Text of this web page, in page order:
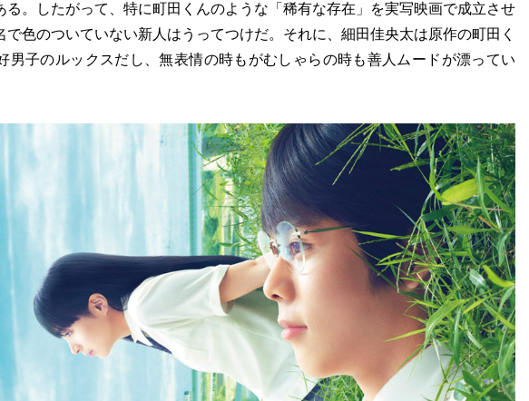
る。したがって、特に町田くんのような「稀有な存在」を実写映画で成立させ
で色のついていない新人はうってつけだ。それに、細田佳央太は原作の町田く
男子のルックスだし、無表情の時もがむしゃらの時も善人ムードが漂ってい